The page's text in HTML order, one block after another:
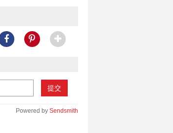
提交
Powered by Sendsmith